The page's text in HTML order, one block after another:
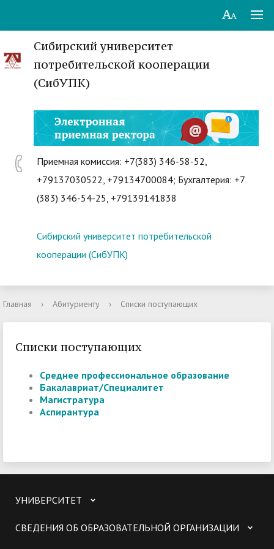
Сибирский университет
потребительской кооперации
(СибУПК)
Приемная комиссия: +7(383) 346-58-52,
+79137030522, +79134700084; Бухгалтерия: +7
(383) 346-54-25, +79139141838
Сибирский университет потребительской
кооперации (СибУПК)
Главная › Абитуриенту › Списки поступающих
Списки поступающих
Среднее профессиональное образование
Бакалавриат/Специалитет
Магистратура
Аспирантура
УНИВЕРСИТЕТ
СВЕДЕНИЯ ОБ ОБРАЗОВАТЕЛЬНОЙ ОРГАНИЗАЦИИ